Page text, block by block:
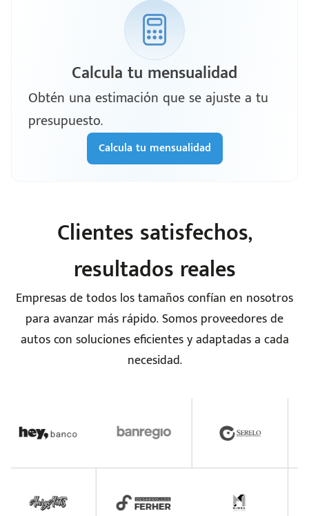
Calcula tu mensualidad
Obtén una estimación que se ajuste a tu
presupuesto.
Calcula tu mensualidad
Clientes satisfechos,
resultados reales
Empresas de todos los tamaños confían en nosotros
para avanzar más rápido. Somos proveedores de
autos con soluciones eficientes y adaptadas a cada
necesidad.